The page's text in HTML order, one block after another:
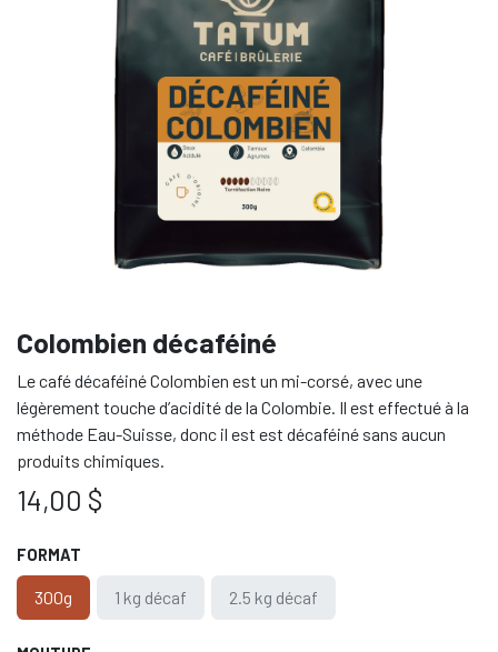
Colombien décaféiné
Le café décaféiné Colombien est un mi-corsé, avec une
légèrement touche d’acidité de la Colombie. Il est effectué à la
méthode Eau-Suisse, donc il est est décaféiné sans aucun
produits chimiques.
14,00 $
FORMAT
300g 1 kg décaf 2.5 kg décaf